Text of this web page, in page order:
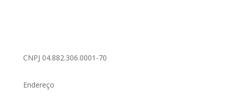
CNPJ 04.882.306.0001-70
Endereço